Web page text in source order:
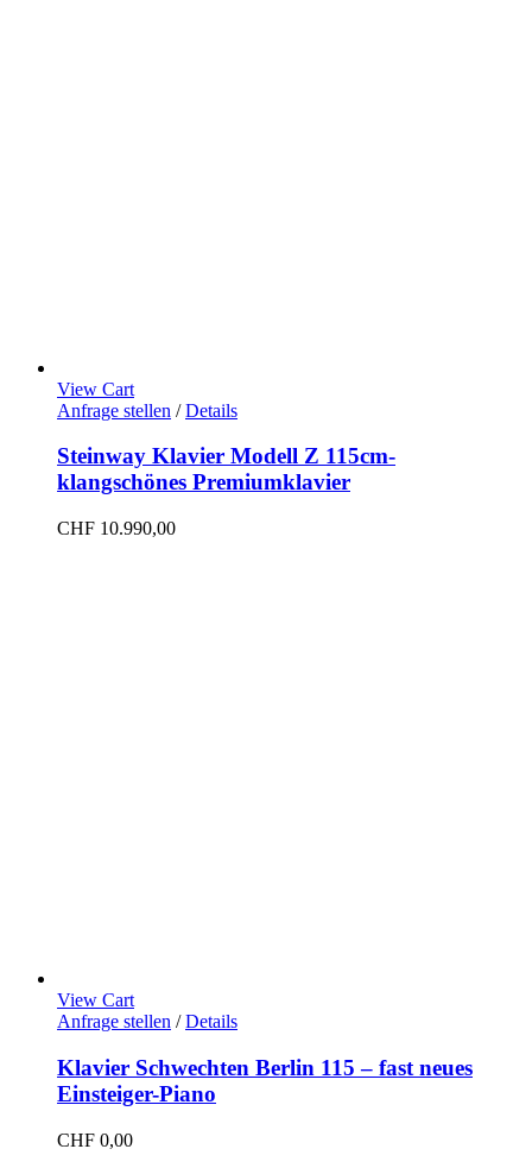
View Cart
Anfrage stellen / Details
Steinway Klavier Modell Z 115cm-
klangschönes Premiumklavier
CHF 10.990,00
View Cart
Anfrage stellen / Details
Klavier Schwechten Berlin 115 – fast neues
Einsteiger-Piano
CHF 0,00